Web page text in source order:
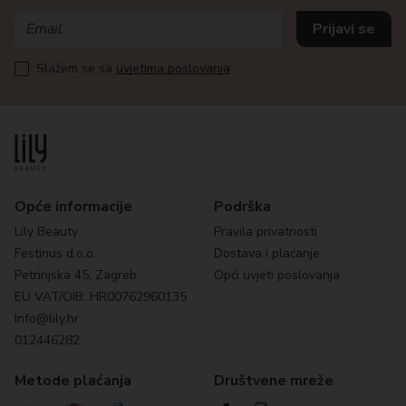
Opće informacije
Lily Beauty
Festinus d.o.o.
Petrinjska 45, Zagreb
EU VAT/OIB: HR00762960135
Info@lily.hr
012446282
Podrška
Pravila privatnosti
Dostava i plaćanje
Opći uvjeti poslovanja
Metode plaćanja Društvene mreže
Slažem se sa uvjetima poslovanja